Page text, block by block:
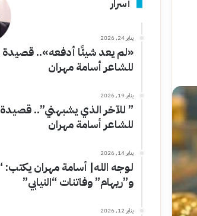
أسرار
يناير 24, 2026
«لم يعد شيئًا أدفعه»..
للشاعر أسامة مهران
يناير 19, 2026
” للآخر الذي يشبهني”..
للشاعر أسامة مهران
يناير 14, 2026
لوجه الله| أسامة مهران
و”ريهام” وفاتنات “النيابي”
يناير 12, 2026